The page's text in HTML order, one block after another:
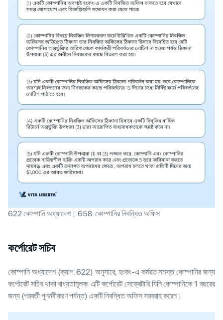
622 কোম্পানি অধ্যাদেশ। 658. কোম্পানির নিবন্ধিত অফিস
কর্পোরেট সচিব
কোম্পানি অধ্যাদেশ (ক্যাপ. 622) অনুসারে, হংকং-এ কর্মরত সমস্ত কোম্পানির জন্য
কর্পোরেট সচিব থাকা বাধ্যতামূলক৷ এটি কর্পোরেট সেক্রেটারি যিনি কোম্পানিকে 1 বছরের
জন্য (পরবর্তী পুনর্নবীকরণ পর্যন্ত) একটি নিবন্ধিত অফিস সরবরাহ করেন।